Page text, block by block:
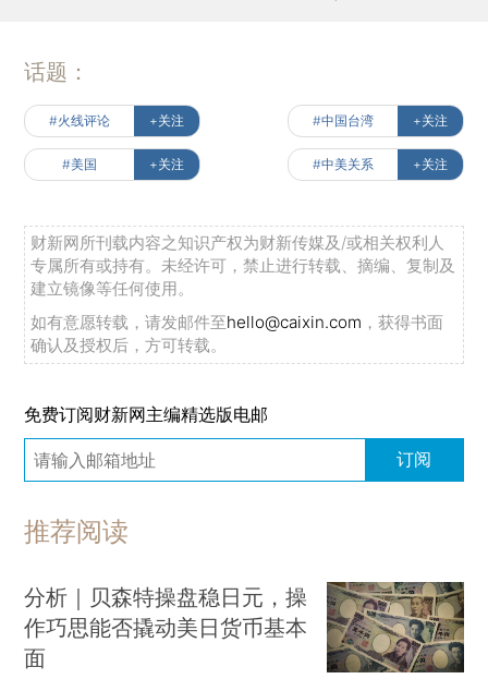
话题：
#火线评论 +关注 #中国台湾 +关注
#美国 +关注 #中美关系 +关注
财新网所刊载内容之知识产权为财新传媒及/或相关权利人
专属所有或持有。未经许可，禁止进行转载、摘编、复制及
建立镜像等任何使用。
如有意愿转载，请发邮件至hello@caixin.com ，获得书面
确认及授权后，方可转载。
免费订阅财新网主编精选版电邮
订阅
推荐阅读
分析｜贝森特操盘稳日元，操
作巧思能否撬动美日货币基本
面